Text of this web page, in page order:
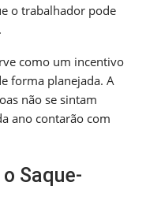
o trabalhador pode
como um incentivo
forma planejada. A
não se sintam
ano contarão com
Saque-